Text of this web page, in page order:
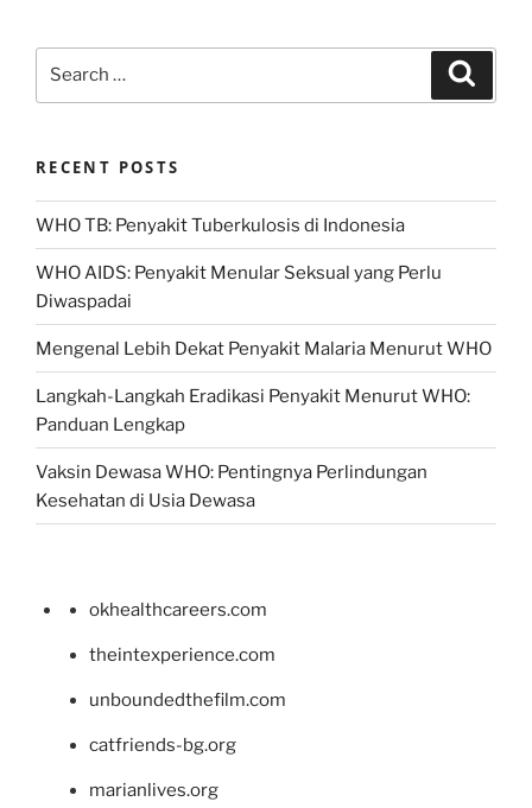
RECENT POSTS
WHO TB: Penyakit Tuberkulosis di Indonesia
WHO AIDS: Penyakit Menular Seksual yang Perlu
Diwaspadai
Mengenal Lebih Dekat Penyakit Malaria Menurut WHO
Langkah-Langkah Eradikasi Penyakit Menurut WHO:
Panduan Lengkap
Vaksin Dewasa WHO: Pentingnya Perlindungan
Kesehatan di Usia Dewasa
okhealthcareers.com
theintexperience.com
unboundedthefilm.com
catfriends-bg.org
marianlives.org